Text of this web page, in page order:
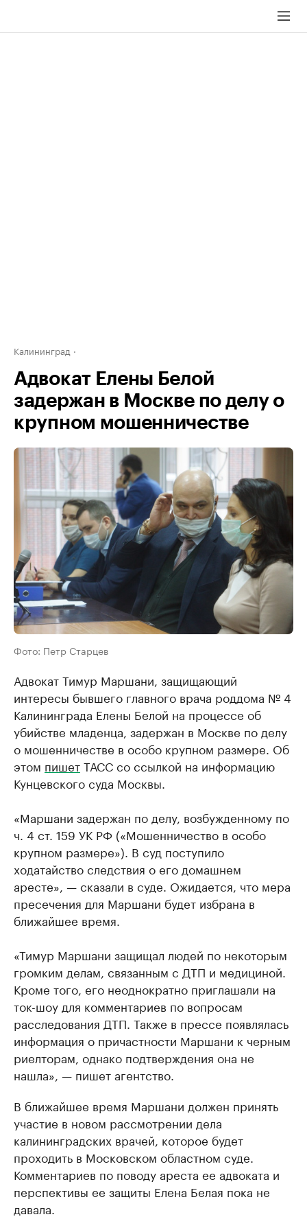
Калининград
Адвокат Елены Белой
задержан в Москве по делу о
крупном мошенничестве
Фото: Петр Старцев
Адвокат Тимур Маршани, защищающий
интересы бывшего главного врача роддома № 4
Калининграда Елены Белой на процессе об
убийстве младенца, задержан в Москве по делу
о мошенничестве в особо крупном размере. Об
этом пишетТАСС со ссылкой на информацию
Кунцевского суда Москвы.
«Маршани задержан по делу, возбужденному по
ч. 4 ст. 159 УК РФ («Мошенничество в особо
крупном размере»). В суд поступило
ходатайство следствия о его домашнем
аресте», — сказали в суде. Ожидается, что мера
пресечения для Маршани будет избрана в
ближайшее время.
«Тимур Маршани защищал людей по некоторым
громким делам, связанным с ДТП и медициной.
Кроме того, его неоднократно приглашали на
ток-шоу для комментариев по вопросам
расследования ДТП. Также в прессе появлялась
информация о причастности Маршани к черным
риелторам, однако подтверждения она не
нашла», — пишет агентство.
В ближайшее время Маршани должен принять
участие в новом рассмотрении дела
калининградских врачей, которое будет
проходить в Московском областном суде.
Комментариев по поводу ареста ее адвоката и
перспективы ее защиты Елена Белая пока не
давала.